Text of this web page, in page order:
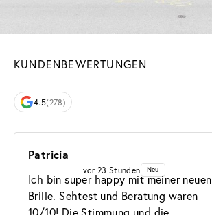
KUNDENBEWERTUNGEN
4.5(278)
Patricia
vor 23 Stunden Neu
Ich bin super happy mit meiner neuen
Brille. Sehtest und Beratung waren